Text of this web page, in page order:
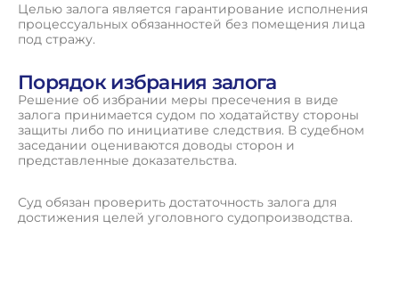
Целью залога является гарантирование исполнения
процессуальных обязанностей без помещения лица
под стражу.
Порядок избрания залога
Решение об избрании меры пресечения в виде
залога принимается судом по ходатайству стороны
защиты либо по инициативе следствия. В судебном
заседании оцениваются доводы сторон и
представленные доказательства.
Суд обязан проверить достаточность залога для
достижения целей уголовного судопроизводства.